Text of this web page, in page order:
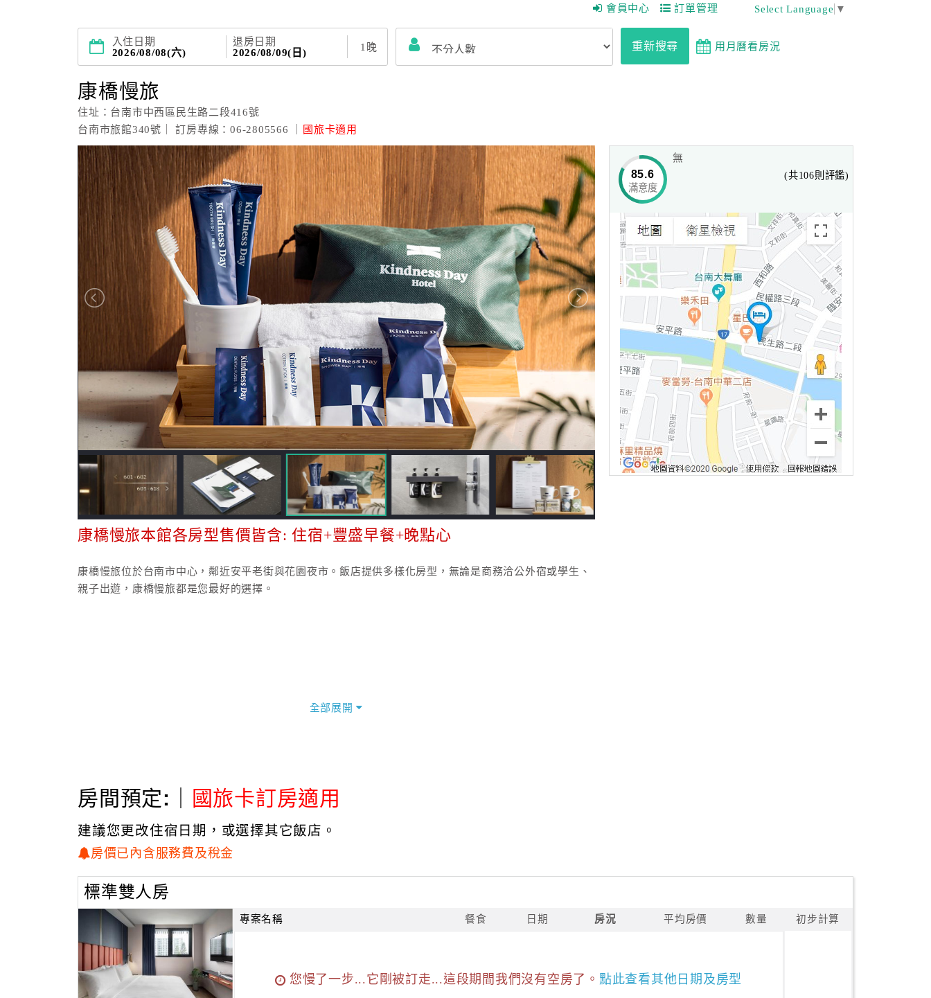
會員中心 訂單管理 Select Language ▼
入住日期
2026/08/08(六)
退房日期
2026/08/09(日)
1 晚 重新搜尋 用月曆看房況
康橋慢旅
住址：台南市中西區民生路二段416號
台南市旅館340號｜ 訂房專線：06-2805566 ｜
國旅卡適用
康橋慢旅本館各房型售價皆含: 住宿+豐盛早餐+晚點心
康橋慢旅位於台南市中心，鄰近安平老街與花園夜市。飯店提供多樣化房型，無論是商務洽公外宿或學生、
親子出遊，康橋慢旅都是您最好的選擇。
全部展開
85.6
滿意度
無
(共106則評鑑)
房間預定:｜ 國旅卡訂房適用
建議您更改住宿日期，或選擇其它飯店。
房價已內含服務費及稅金
標準雙人房
專案名稱 餐食 日期 房況 平均房價 數量 初步計算
您慢了一步...它剛被訂走...這段期間我們沒有空房了。 點此查看其他日期及房型